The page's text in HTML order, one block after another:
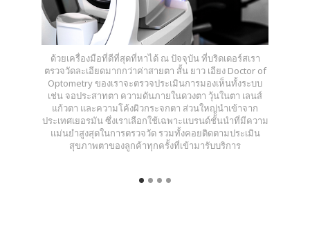
ด้วยเครื่องมือที่ดีที่สุดที่หาได้ ณ ปัจจุบัน ที่บริดเดอร์สเรา
ตรวจวัดละเอียดมากกว่าค่าสายตา สั้น ยาว เอียง Doctor of
Optometry ของเราจะตรวจประเมินการมองเห็นทั้งระบบ
เช่น จอประสาทตา ความดันภายในดวงตา วุ้นในตา เลนส์
แก้วตา และความโค้งผิวกระจกตา ส่วนใหญ่นำเข้าจาก
ประเทศเยอรมัน ซึ่งเราเลือกใช้เฉพาะแบรนด์ชั้นนำที่มีความ
แม่นยำสูงสุดในการตรวจวัด รวมทั้งคอยติดตามประเมิน
สุขภาพตาของลูกค้าทุกครั้งที่เข้ามารับบริการ